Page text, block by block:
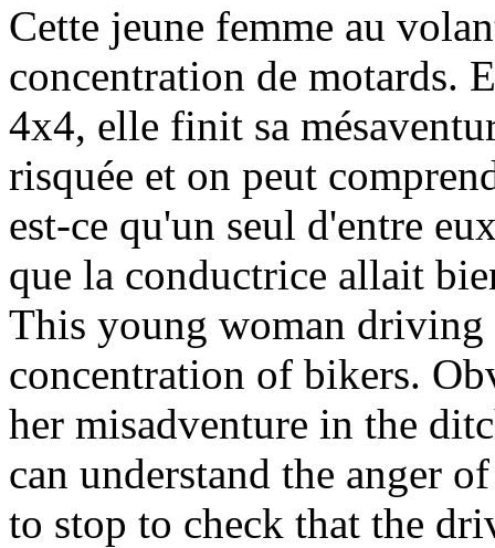
Cette jeune femme au
concentration de motards.
4x4, elle finit sa
risquée et on peut
est-ce qu'un seul d'entre
que la conductrice allait
This young woman driving
concentration of bikers.
her misadventure in the
can understand the anger
to stop to check that the